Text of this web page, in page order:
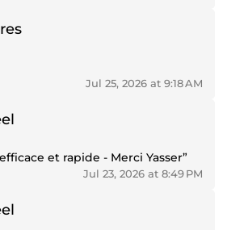
Jul 25, 2026 at 9:18 AM
et rapide - Merci Yasser”
Jul 23, 2026 at 8:49 PM